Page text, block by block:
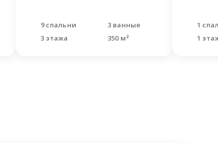
9 спальни
3 ванные
3 этажа
350 м²
1
1